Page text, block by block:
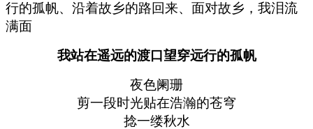
我站在遥远的渡口望穿远行的孤帆
夜色阑珊
剪一段时光贴在浩瀚的苍穹
捻一缕秋水